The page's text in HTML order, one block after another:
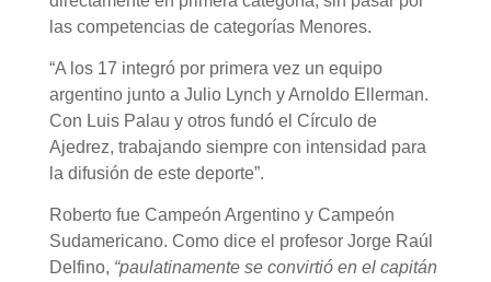
las competencias de categorías Menores.
“A los 17 integró por primera vez un equipo
argentino junto a Julio Lynch y Arnoldo Ellerman.
Con Luis Palau y otros fundó el Círculo de
Ajedrez, trabajando siempre con intensidad para
la difusión de este deporte”.
Roberto fue Campeón Argentino y Campeón
Sudamericano. Como dice el profesor Jorge Raúl
Delfino, “paulatinamente se convirtió en el capitán